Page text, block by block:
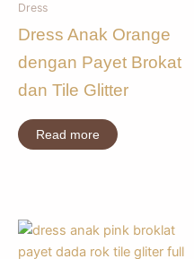
Dress
Dress Anak Orange
dengan Payet Brokat
dan Tile Glitter
Read more